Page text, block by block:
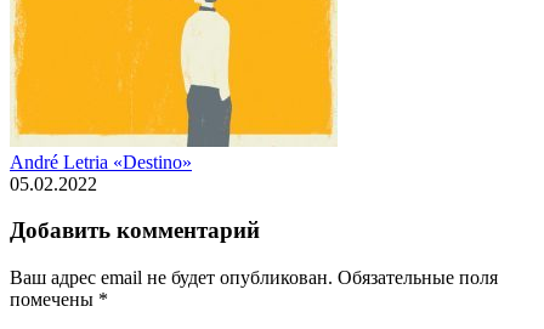
André Letria «Destino»
05.02.2022
Добавить комментарий
Ваш адрес email не будет опубликован. Обязательные поля
помечены *